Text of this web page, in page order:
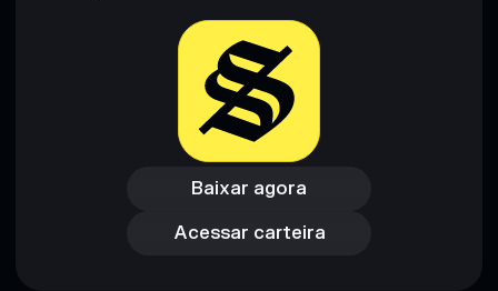
Baixar agora
Baixar agora
Acessar carteira
Acessar carteira